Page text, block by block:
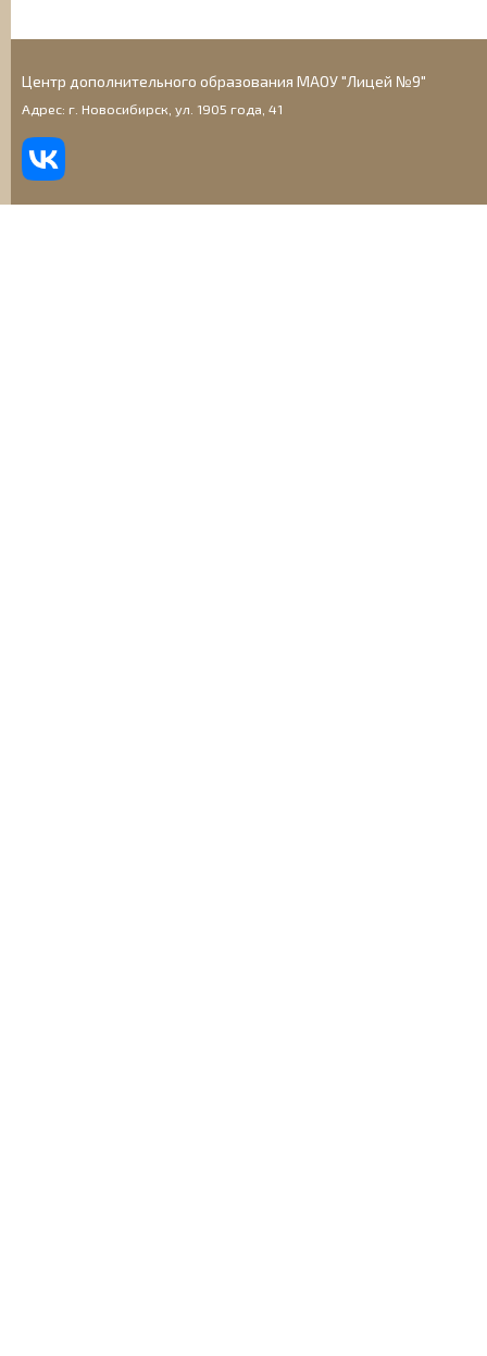
Центр дополнительного образования МАОУ "Лицей №9"
Адрес: г. Новосибирск, ул. 1905 года, 41